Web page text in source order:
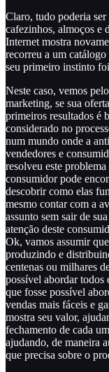
Claro, tudo poderia ser
cafezinhos, almoços e
Internet mostra
recorreu a um
seu primeiro instinto foi
Neste caso, vemos
marketing, se sua
primeiros resultados é
considerado no
num mundo onde a
vendedores e
resolveu este
consumidor pode
descobrir como elas
mesmo contar com a
assunto sem sair de
atenção deste
Ok, vamos assumir
produzindo e
centenas ou milhares
possível abordar todos
que fosse possível
vendas mais fáceis e
mostra seu valor,
fechamento de cada
ajudando, de maneira
que precisa sobre o